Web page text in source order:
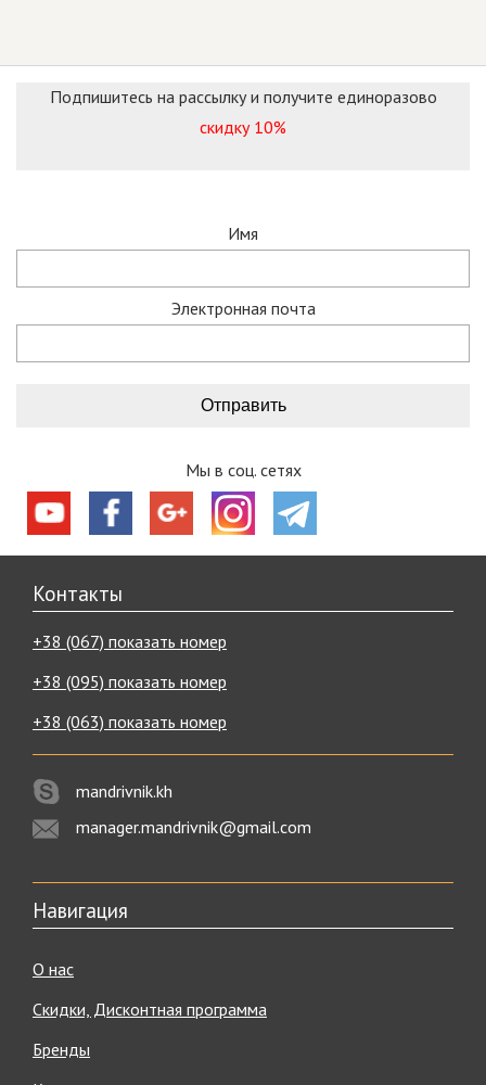
Подпишитесь на рассылку и получите единоразово
скидку 10%
Имя
Электронная почта
Мы в соц. сетях
Контакты
+38 (067) показать номер
+38 (095) показать номер
+38 (063) показать номер
mandrivnik.kh
manager.mandrivnik@gmail.com
Навигация
О нас
Скидки, Дисконтная программа
Бренды